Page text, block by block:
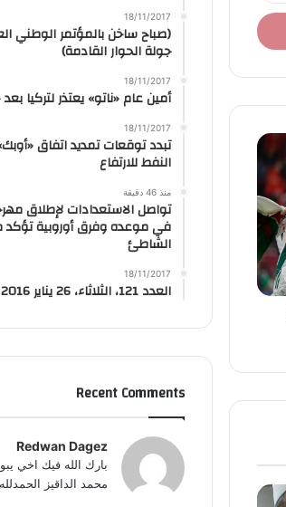
18/11/2017
(صباح ساخن بالمؤتمر الوطني
جولة الحوار القادمة)
18/11/2017
أمين عام «ناتو» يعتذر لتركيا
18/11/2017
تبدد توقعات تمديد اتفاق
النفط للارتفاع
منذ 46 دقيقة
تواصل الاستعدادات لإطلاق
في موعده وفرق أوروبية تؤكد
الشاطئ
18/11/2017
العدد 121، الثلاثاء، 26 يناير 2016
Recent Comments
Redwan Dagez
بارك الله فيك اخي
محمد الداقيز